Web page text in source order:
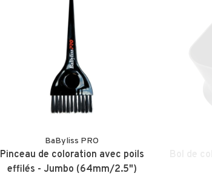
BaByliss PRO
Pinceau de coloration avec poils
effilés - Jumbo (64mm/2.5")